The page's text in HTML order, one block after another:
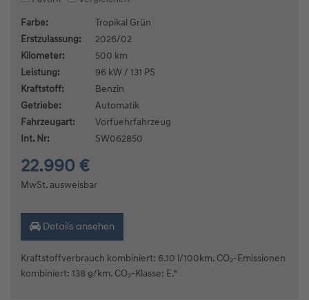
Farbe:
Tropikal Grün
Erstzulassung:
2026/02
Kilometer:
500 km
Leistung:
96 kW / 131 PS
Kraftstoff:
Benzin
Getriebe:
Automatik
Fahrzeugart:
Vorfuehrfahrzeug
Int. Nr:
SW062850
22.990 €
MwSt. ausweisbar
Details ansehen
Kraftstoffverbrauch kombiniert: 6.10 l/100km. CO₂-Emissionen
kombiniert: 138 g/km. CO₂-Klasse: E.*